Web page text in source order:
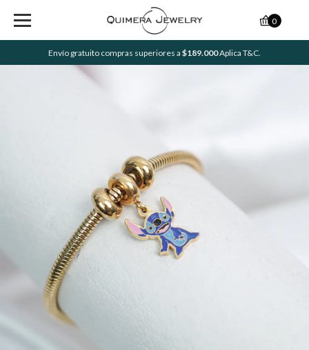
Envío gratuito compras superiores a $189.000Aplica T&C.
0